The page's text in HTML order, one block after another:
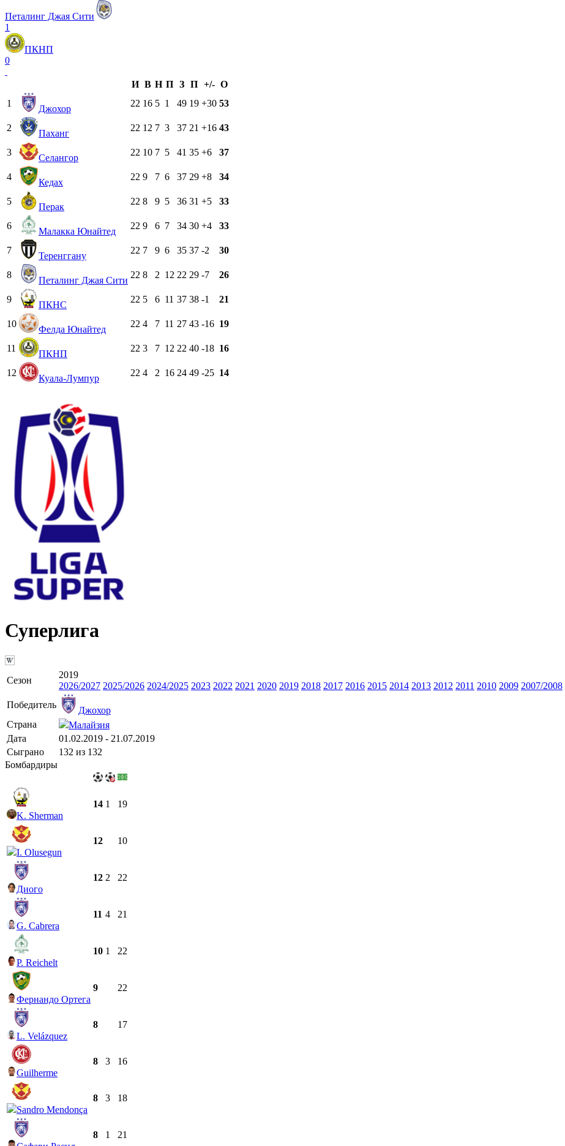
Петалинг Джая Сити
1
ПКНП
0
И В Н П З П +/- О
1
Джохор
22 16 5 1 49 19 +30 53
2
Паханг
22 12 7 3 37 21 +16 43
3
Селангор
22 10 7 5 41 35 +6 37
4
Кедах
22 9 7 6 37 29 +8 34
5
Перак
22 8 9 5 36 31 +5 33
6
Малакка Юнайтед
22 9 6 7 34 30 +4 33
7
Теренггану
22 7 9 6 35 37 -2 30
8
Петалинг Джая Сити
22 8 2 12 22 29 -7 26
9
ПКНС
22 5 6 11 37 38 -1 21
10
Фелда Юнайтед
22 4 7 11 27 43 -16 19
11
ПКНП
22 3 7 12 22 40 -18 16
12
Куала-Лумпур
22 4 2 16 24 49 -25 14
Суперлига
Сезон
2019
2026/2027 2025/2026 2024/2025 2023 2022 2021 2020 2019 2018 2017 2016 2015 2014 2013 2012 2011 2010 2009 2007/2008
Победитель
Джохор
Страна
Малайзия
Дата
01.02.2019 - 21.07.2019
Сыграно
132 из 132
Бомбардиры
K. Sherman
14 1 19
I. Olusegun
12 10
Диого
12 2 22
G. Cabrera
11 4 21
P. Reichelt
10 1 22
Фернандо Ортега
9 22
L. Velázquez
8 17
Guilherme
8 3 16
Sandro Mendonça
8 3 18
8 1 21